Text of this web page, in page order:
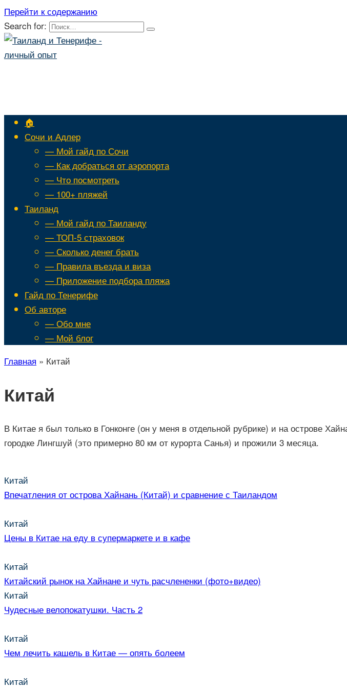
Перейти к содержанию
Search for:
🏠
Сочи и Адлер
— Мой гайд по Сочи
— Как добраться от аэропорта
— Что посмотреть
— 100+ пляжей
Таиланд
— Мой гайд по Таиланду
— ТОП-5 страховок
— Сколько денег брать
— Правила въезда и виза
— Приложение подбора пляжа
Гайд по Тенерифе
Об авторе
— Обо мне
— Мой блог
Главная » Китай
Китай
В Китае я был только в Гонконге (он у меня в отдельной рубрике) и на острове
городке Лингшуй (это примерно 80 км от курорта Санья) и прожили 3 месяца.
Китай
Впечатления от острова Хайнань (Китай) и сравнение с Таиландом
Китай
Цены в Китае на еду в супермаркете и в кафе
Китай
Китайский рынок на Хайнане и чуть расчлененки (фото+видео)
Китай
Чудесные велопокатушки. Часть 2
Китай
Чем лечить кашель в Китае — опять болеем
Китай